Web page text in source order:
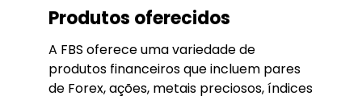
Produtos oferecidos
A FBS oferece uma variedade de
produtos financeiros que incluem pares
de Forex, ações, metais preciosos, índices